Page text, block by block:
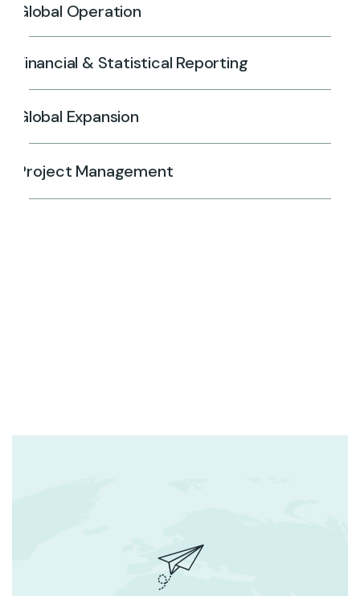
Global Operation
Financial & Statistical Reporting
Global Expansion
Project Management